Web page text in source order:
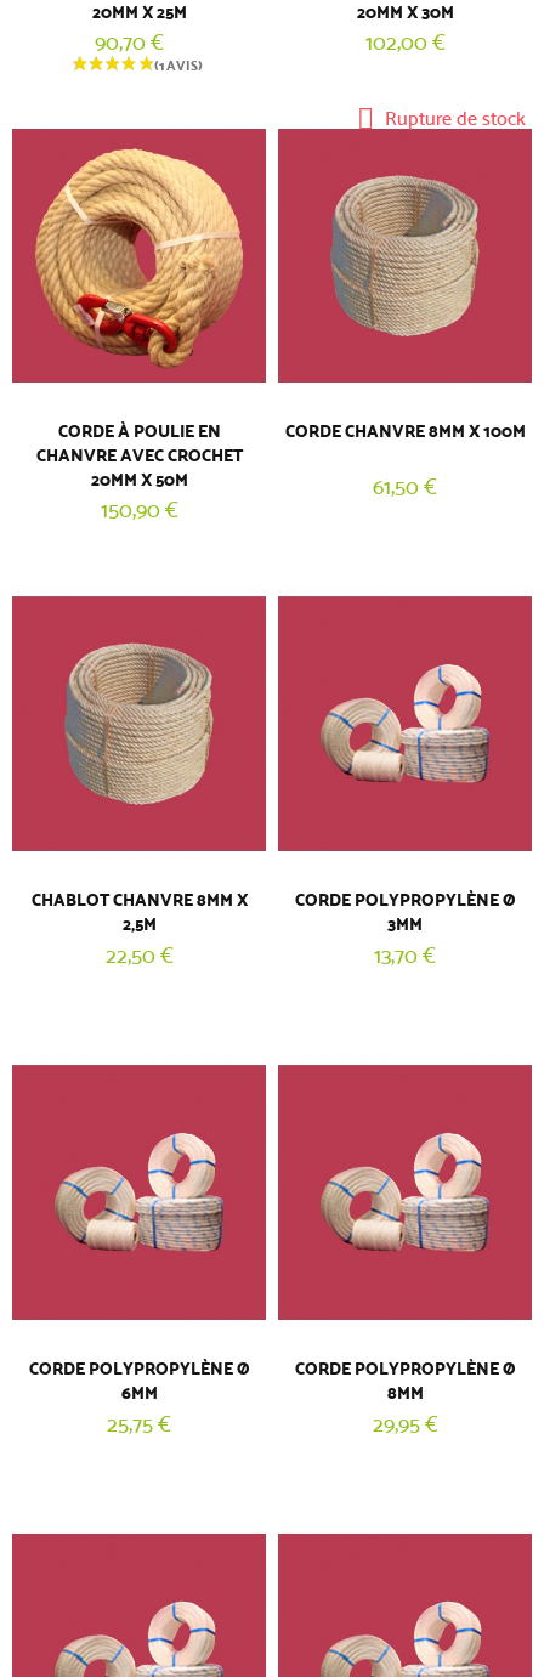
20MM X 25M
90,70 €
20MM X 30M
102,00 €
CORDE À POULIE EN
CHANVRE AVEC CROCHET
20MM X 50M
150,90 €
CORDE CHANVRE 8MM X 100M
61,50 €
Rupture de stock
CHABLOT CHANVRE 8MM X
2,5M
22,50 €
CORDE POLYPROPYLÈNE Ø
3MM
13,70 €
CORDE POLYPROPYLÈNE Ø
6MM
25,75 €
CORDE POLYPROPYLÈNE Ø
8MM
29,95 €